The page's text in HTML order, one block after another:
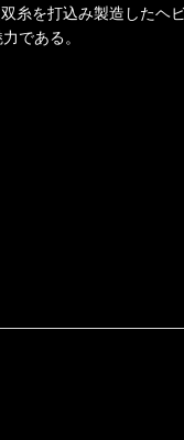
糸を打込み製造したヘ
である。